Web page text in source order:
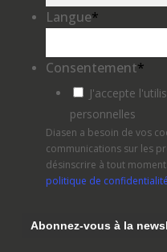
Langue*
Consentement*
J'accepte
personnelles
Diasen a besoin de vos
communications sur les
désinscrire à tout
politique de confidentialité